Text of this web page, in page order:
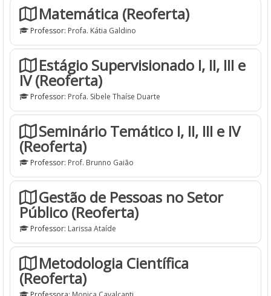
Matemática (Reoferta)
Professor: Profa. Kátia Galdino
Estágio Supervisionado I, II, III e
IV (Reoferta)
Professor: Profa. Sibele Thaíse Duarte
Seminário Temático I, II, III e IV
(Reoferta)
Professor: Prof. Brunno Gaião
Gestão de Pessoas no Setor
Público (Reoferta)
Professor: Larissa Ataíde
Metodologia Científica
(Reoferta)